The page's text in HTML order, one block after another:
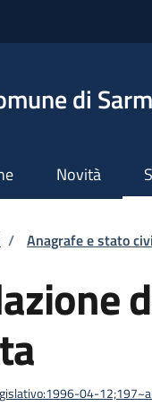
di
Novità
di pane
/ Anagrafe e stato
04-